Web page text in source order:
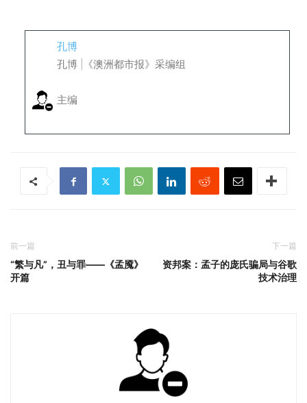
孔博
孔博 |《澳洲都市报》采编组
主编
前一篇
“繁与凡”，丑与罪——《孟魇》
开篇
下一篇
资邦案：孟子的庞氏骗局与谷歌
技术治理